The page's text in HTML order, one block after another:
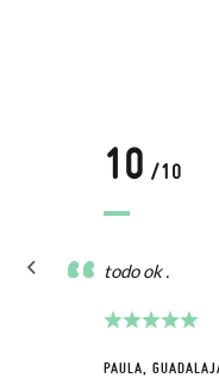
10 /10
todo ok .
PAULA,